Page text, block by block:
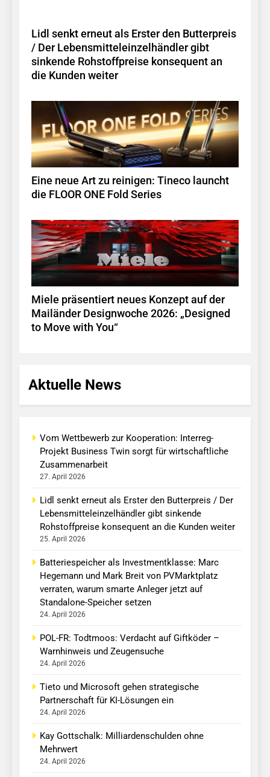
Lidl senkt erneut als Erster den Butterpreis
/ Der Lebensmitteleinzelhändler gibt
sinkende Rohstoffpreise konsequent an
die Kunden weiter
Eine neue Art zu reinigen: Tineco launcht
die FLOOR ONE Fold Series
Miele präsentiert neues Konzept auf der
Mailänder Designwoche 2026: „Designed
to Move with You“
Aktuelle News
Vom Wettbewerb zur Kooperation: Interreg-
Projekt Business Twin sorgt für wirtschaftliche
Zusammenarbeit
27. April 2026
Lidl senkt erneut als Erster den Butterpreis / Der
Lebensmitteleinzelhändler gibt sinkende
Rohstoffpreise konsequent an die Kunden weiter
25. April 2026
Batteriespeicher als Investmentklasse: Marc
Hegemann und Mark Breit von PVMarktplatz
verraten, warum smarte Anleger jetzt auf
Standalone-Speicher setzen
24. April 2026
POL-FR: Todtmoos: Verdacht auf Giftköder –
Warnhinweis und Zeugensuche
24. April 2026
Tieto und Microsoft gehen strategische
Partnerschaft für KI-Lösungen ein
24. April 2026
Kay Gottschalk: Milliardenschulden ohne
Mehrwert
24. April 2026